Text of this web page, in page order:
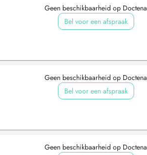
Geen beschikbaarheid op Doctena
Bel voor een afspraak
Geen beschikbaarheid op Doctena
Bel voor een afspraak
Geen beschikbaarheid op Doctena